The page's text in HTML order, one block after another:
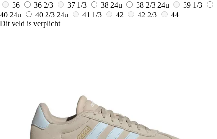
36
36 2/3 37 1/3 38 24u 38 2/3 24u
39 1/3
40 24u 40 2/3 24u 41 1/3 42 42 2/3
44
Dit veld is verplicht